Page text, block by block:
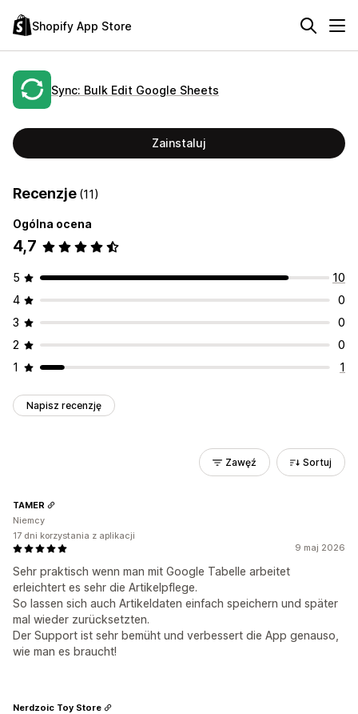
Shopify App Store
Sync: Bulk Edit Google Sheets
Zainstaluj
Recenzje (11)
Ogólna ocena
4,7
5
10
4
0
3
0
2
0
1
1
Napisz recenzję
Zawęź Sortuj
9 maj 2026
Sehr praktisch wenn man mit Google Tabelle arbeitet
erleichtert es sehr die Artikelpflege.
So lassen sich auch Artikeldaten einfach speichern und später
mal wieder zurücksetzten.
Der Support ist sehr bemüht und verbessert die App genauso,
wie man es braucht!
TAMER
Niemcy
17 dni korzystania z aplikacji
Nerdzoic Toy Store